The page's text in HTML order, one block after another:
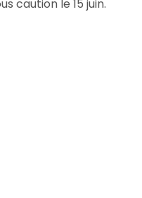
caution le 15 juin.